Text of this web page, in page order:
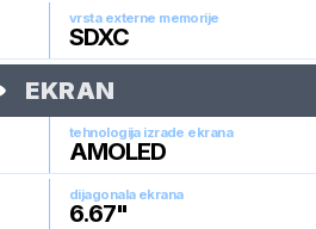
vrsta externe memorije
SDXC
EKRAN
tehnologija izrade ekrana
AMOLED
dijagonala ekrana
6.67"